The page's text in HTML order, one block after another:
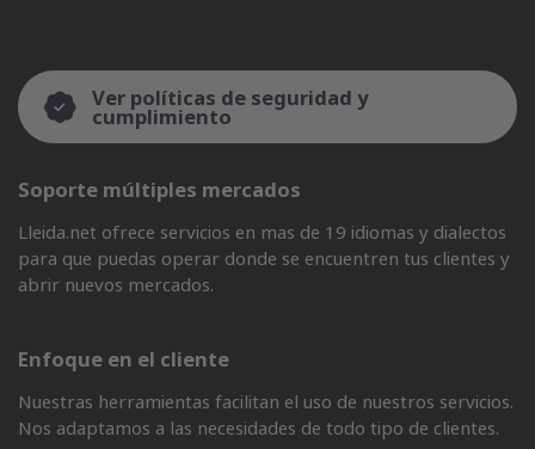
Ver políticas de seguridad y
cumplimiento
Soporte múltiples mercados
Lleida.net ofrece servicios en mas de 19 idiomas y dialectos
para que puedas operar donde se encuentren tus clientes y
abrir nuevos mercados.
Enfoque en el cliente
Nuestras herramientas facilitan el uso de nuestros servicios.
Nos adaptamos a las necesidades de todo tipo de clientes.